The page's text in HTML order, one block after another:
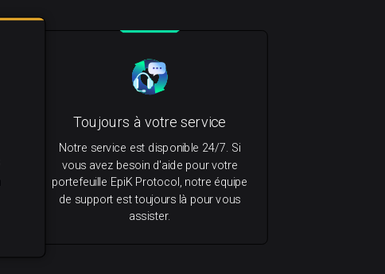
Toujours à votre service
Notre service est disponible 24/7. Si
vous avez besoin d'aide pour votre
portefeuille EpiK Protocol, notre équipe
de support est toujours là pour vous
assister.